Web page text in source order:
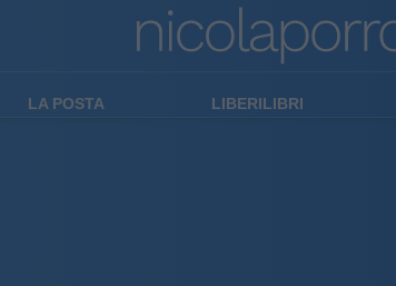
LA POSTA LIBERILIBRI